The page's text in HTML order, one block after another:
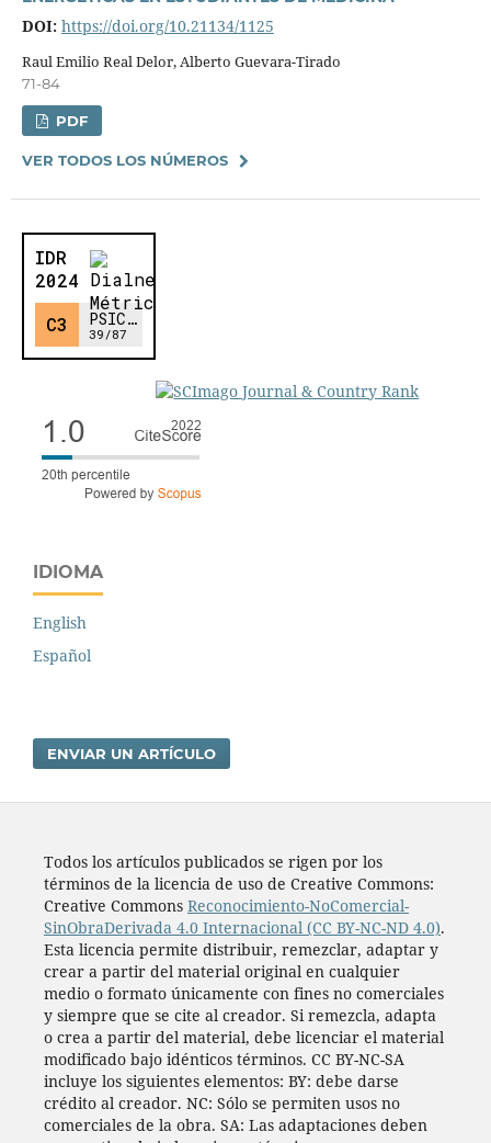
DOI: https://doi.org/10.21134/1125
Raul Emilio Real Delor, Alberto Guevara-Tirado
71-84
PDF
VER TODOS LOS NÚMEROS
IDIOMA
English
Español
ENVIAR UN ARTÍCULO
Todos los artí­culos publicados se rigen por los
términos de la licencia de uso de Creative Commons:
Creative Commons Reconocimiento-NoComercial-
SinObraDerivada 4.0 Internacional (CC BY-NC-ND 4.0).
Esta licencia permite distribuir, remezclar, adaptar y
crear a partir del material original en cualquier
medio o formato únicamente con fines no comerciales
y siempre que se cite al creador. Si remezcla, adapta
o crea a partir del material, debe licenciar el material
modificado bajo idénticos términos. CC BY-NC-SA
incluye los siguientes elementos: BY: debe darse
crédito al creador. NC: Sólo se permiten usos no
comerciales de la obra. SA: Las adaptaciones deben